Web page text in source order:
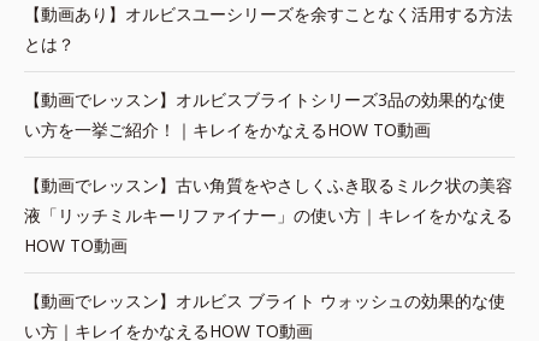
【動画あり】オルビスユーシリーズを余すことなく活用する方法
とは？
【動画でレッスン】オルビスブライトシリーズ3品の効果的な使
い方を一挙ご紹介！｜キレイをかなえるHOW TO動画
【動画でレッスン】古い角質をやさしくふき取るミルク状の美容
液「リッチミルキーリファイナー」の使い方｜キレイをかなえる
HOW TO動画
【動画でレッスン】オルビス ブライト ウォッシュの効果的な使
い方｜キレイをかなえるHOW TO動画